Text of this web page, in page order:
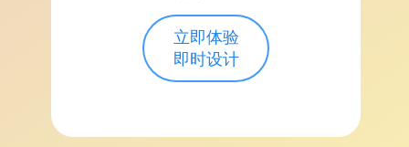
立即体验
即时设计